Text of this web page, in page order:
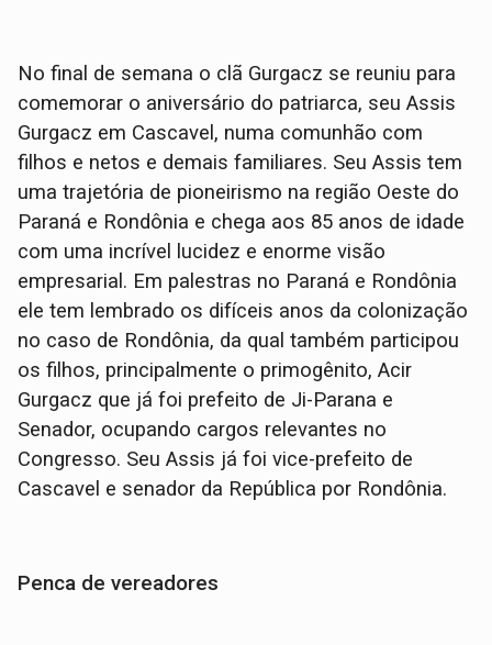
No final de semana o clã Gurgacz se reuniu para
comemorar o aniversário do patriarca, seu Assis
Gurgacz em Cascavel, numa comunhão com
filhos e netos e demais familiares. Seu Assis tem
uma trajetória de pioneirismo na região Oeste do
Paraná e Rondônia e chega aos 85 anos de idade
com uma incrível lucidez e enorme visão
empresarial. Em palestras no Paraná e Rondônia
ele tem lembrado os difíceis anos da colonização
no caso de Rondônia, da qual também participou
os filhos, principalmente o primogênito, Acir
Gurgacz que já foi prefeito de Ji-Parana e
Senador, ocupando cargos relevantes no
Congresso. Seu Assis já foi vice-prefeito de
Cascavel e senador da República por Rondônia.
Penca de vereadores